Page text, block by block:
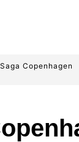
Copenhagen